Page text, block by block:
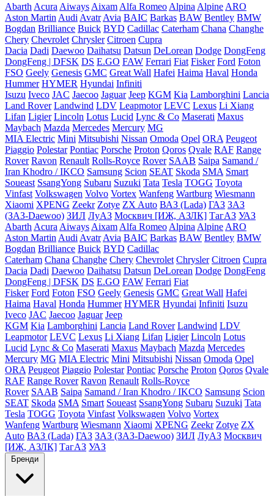
Abarth Acura Aiways Aixam Alfa Romeo Alpina Alpine ARO
Aston Martin Audi Avatr Avia BAIC Barkas BAW Bentley BMW
Bogdan Brilliance Buick BYD Cadillac Caterham Chana Changhe
Chery Chevrolet Chrysler Citroen Cupra
Dacia Dadi Daewoo Daihatsu Datsun DeLorean Dodge DongFeng
DongFeng | DFSK DS E.GO FAW Ferrari Fiat Fisker Ford Foton
FSO Geely Genesis GMC Great Wall Hafei Haima Haval Honda
Hummer HYMER Hyundai Infiniti
Isuzu Iveco JAC Jaecoo Jaguar Jeep KGM Kia Lamborghini Lancia
Land Rover Landwind LDV Leapmotor LEVC Lexus Li Xiang
Lifan Ligier Lincoln Lotus Lucid Lync & Co Maserati Maxus
Maybach Mazda Mercedes Mercury MG
MIA Electric Mini Mitsubishi Nissan Omoda Opel ORA Peugeot
Piaggio Polestar Pontiac Porsche Proton Qoros Qvale RAF Range
Rover Ravon Renault Rolls-Royce Rover SAAB Saipa Samand /
Iran Khodro / IKCO Samsung Scion SEAT Skoda SMA Smart
Soueast SsangYong Subaru Suzuki Tata Tesla TOGG Toyota
Vinfast Volkswagen Volvo Vortex Wanfeng Wartburg Wiesmann
Xiaomi XPENG Zeekr Zotye ZX Auto ВАЗ (Lada) ГАЗ ЗАЗ
(ЗАЗ-Daewoo) ЗИЛ ЛуАЗ Москвич [ИЖ, АЗЛК] ТагАЗ УАЗ
Abarth Acura Aiways Aixam Alfa Romeo Alpina Alpine ARO
Aston Martin Audi Avatr Avia BAIC Barkas BAW Bentley BMW
Bogdan Brilliance Buick BYD Cadillac
Caterham Chana Changhe Chery Chevrolet Chrysler Citroen Cupra
Dacia Dadi Daewoo Daihatsu Datsun DeLorean Dodge DongFeng
DongFeng | DFSK DS E.GO FAW Ferrari Fiat
Fisker Ford Foton FSO Geely Genesis GMC Great Wall Hafei
Haima Haval Honda Hummer HYMER Hyundai Infiniti Isuzu
Iveco JAC Jaecoo Jaguar Jeep
KGM Kia Lamborghini Lancia Land Rover Landwind LDV
Leapmotor LEVC Lexus Li Xiang Lifan Ligier Lincoln Lotus
Lucid Lync & Co Maserati Maxus Maybach Mazda Mercedes
Mercury MG MIA Electric Mini Mitsubishi Nissan Omoda Opel
ORA Peugeot Piaggio Polestar Pontiac Porsche Proton Qoros Qvale
RAF Range Rover Ravon Renault Rolls-Royce
Rover SAAB Saipa Samand / Iran Khodro / IKCO Samsung Scion
SEAT Skoda SMA Smart Soueast SsangYong Subaru Suzuki Tata
Tesla TOGG Toyota Vinfast Volkswagen Volvo Vortex
Wanfeng Wartburg Wiesmann Xiaomi XPENG Zeekr Zotye ZX
Auto ВАЗ (Lada) ГАЗ ЗАЗ (ЗАЗ-Daewoo) ЗИЛ ЛуАЗ Москвич
[ИЖ, АЗЛК] ТагАЗ УАЗ
Бренди